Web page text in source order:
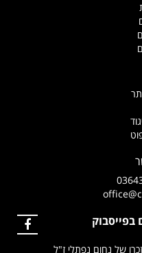
בפייסבוק
של נחום נפתלי ז"ל